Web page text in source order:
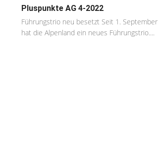
Pluspunkte AG 4-2022
Führungstrio neu besetzt Seit 1. September
hat die Alpenland ein neues Führungstrio....